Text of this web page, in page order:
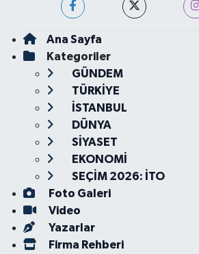
Ana Sayfa
Kategoriler
GÜNDEM
TÜRKİYE
İSTANBUL
DÜNYA
SİYASET
EKONOMİ
SEÇİM 2026: İTO
Foto Galeri
Video
Yazarlar
Firma Rehberi